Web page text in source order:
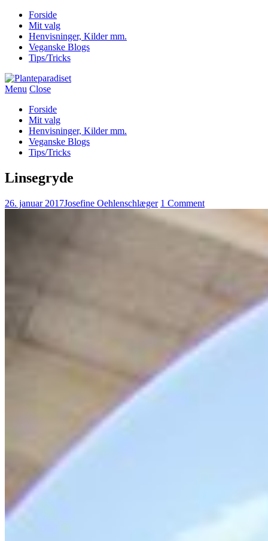
Forside
Mit valg
Henvisninger, Kilder mm.
Veganske Blogs
Tips/Tricks
Menu Close
Forside
Mit valg
Henvisninger, Kilder mm.
Veganske Blogs
Tips/Tricks
Linsegryde
26. januar 2017Josefine Oehlenschlæger 1 Comment